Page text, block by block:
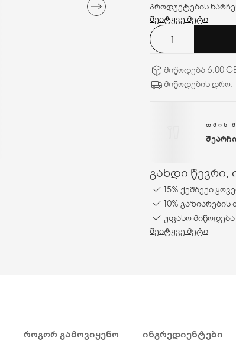
პროდუქტების
ქერტლის
თავის კანს და
ბალანსს, როგორც
სალიცილის მჟავა,
დიოქსიდის
შეიტყვე მეტი
მიწოდება 6,00
მიწოდების დრო:
ᲗᲛᲘᲡ
გახდი წევრი,
15% ქეშბექი
10%
უფასო მიწოდება
შეიტყვე მეტი
ᲠᲝᲒᲝᲠ ᲒᲐᲛᲝᲕᲘᲧᲔᲜᲝ ᲘᲜᲒᲠᲔᲓᲘᲔᲜᲢᲔᲑᲘ